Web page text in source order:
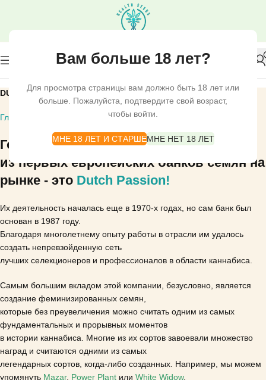
Вам больше 18 лет?
Для просмотра страницы вам должно быть 18 лет или
больше. Пожалуйста, подтвердите свой возраст,
чтобы войти.
МНЕ 18 ЛЕТ И СТАРШЕМНЕ НЕТ 18 ЛЕТ
DUTCH PASSION
Главная СЕМЕНА КОНОПЛИ DUTCH PASSION
Голландская компания, ставшая одним
из первых европейских банков семян на
рынке - это Dutch Passion!
Их деятельность началась еще в 1970-х годах, но сам банк был
основан в 1987 году.
Благодаря многолетнему опыту работы в отрасли им удалось
создать непревзойденную сеть
лучших селекционеров и профессионалов в области каннабиса.
Самым большим вкладом этой компании, безусловно, является
создание феминизированных семян,
которые без преувеличения можно считать одним из самых
фундаментальных и прорывных моментов
в истории каннабиса. Многие из их сортов завоевали множество
наград и считаются одними из самых
легендарных сортов, когда-либо созданных. Например, мы можем
упомянуть Mazar, Power Plant или White Widow.